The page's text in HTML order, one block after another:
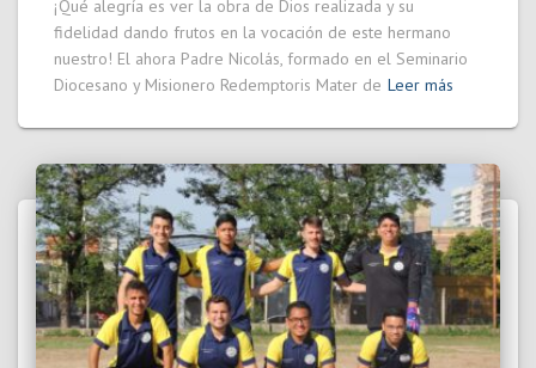
¡Qué alegría es ver la obra de Dios realizada y su
fidelidad dando frutos en la vocación de este hermano
nuestro! El ahora Padre Nicolás, formado en el Seminario
Diocesano y Misionero Redemptoris Mater de Leer más